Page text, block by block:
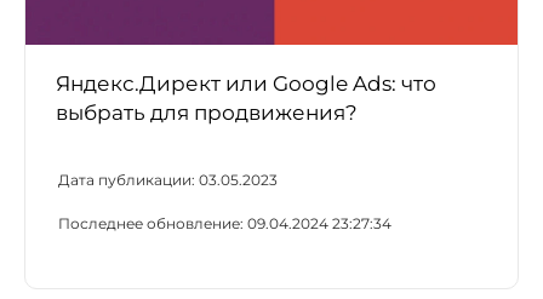
Яндекс.Директ или Google Ads: что
выбрать для продвижения?
Дата публикации: 03.05.2023
Последнее обновление: 09.04.2024 23:27:34